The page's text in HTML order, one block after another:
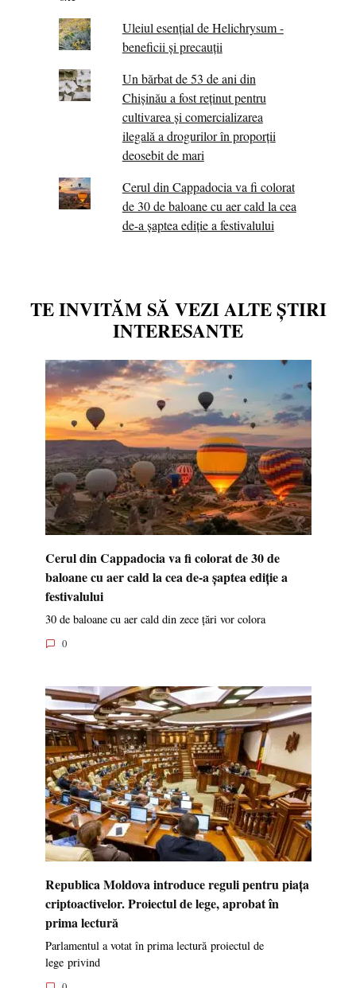
Uleiul esențial de Helichrysum -
beneficii și precauții
Un bărbat de 53 de ani din
Chișinău a fost reținut pentru
cultivarea și comercializarea
ilegală a drogurilor în proporții
deosebit de mari
Cerul din Cappadocia va fi colorat
de 30 de baloane cu aer cald la cea
de-a șaptea ediție a festivalului
TE INVITĂM SĂ VEZI ALTE ȘTIRI
INTERESANTE
Cerul din Cappadocia va fi colorat de 30 de
baloane cu aer cald la cea de-a șaptea ediție a
festivalului
30 de baloane cu aer cald din zece țări vor colora
0
Republica Moldova introduce reguli pentru piața
criptoactivelor. Proiectul de lege, aprobat în
prima lectură
Parlamentul a votat în prima lectură proiectul de
lege privind